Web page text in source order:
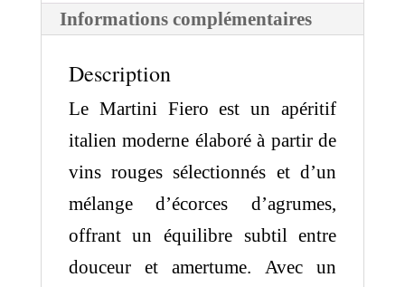
Informations complémentaires
Description
Le Martini Fiero est un apéritif
italien moderne élaboré à partir de
vins rouges sélectionnés et d’un
mélange d’écorces d’agrumes,
offrant un équilibre subtil entre
douceur et amertume. Avec un